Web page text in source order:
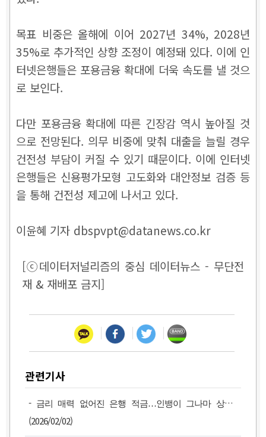
목표 비중은 올해에 이어 2027년 34%, 2028년
35%로 추가적인 상향 조정이 예정돼 있다. 이에 인
터넷은행들은 포용금융 확대에 더욱 속도를 낼 것으
로 보인다.
다만 포용금융 확대에 따른 긴장감 역시 높아질 것
으로 전망된다. 의무 비중에 맞춰 대출을 늘릴 경우
건전성 부담이 커질 수 있기 때문이다. 이에 인터넷
은행들은 신용평가모형 고도화와 대안정보 검증 등
을 통해 건전성 제고에 나서고 있다.
이윤혜 기자 dbspvpt@datanews.co.kr
[ⓒ데이터저널리즘의 중심 데이터뉴스 - 무단전
재 & 재배포 금지]
관련기사
- 금리 매력 없어진 은행 적금…인뱅이 그나마 상위권
(2026/02/02)